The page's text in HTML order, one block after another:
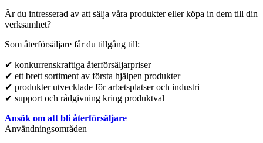
Är du intresserad av att sälja våra produkter eller köpa in dem till din
verksamhet?
Som återförsäljare får du tillgång till:
✔ konkurrenskraftiga återförsäljarpriser
✔ ett brett sortiment av första hjälpen produkter
✔ produkter utvecklade för arbetsplatser och industri
✔ support och rådgivning kring produktval
Ansök om att bli återförsäljare
Användningsområden